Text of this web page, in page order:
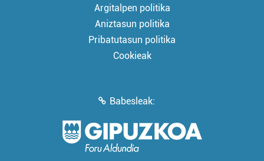
Argitalpen politika
Aniztasun politika
Pribatutasun politika
Cookieak
Babesleak: